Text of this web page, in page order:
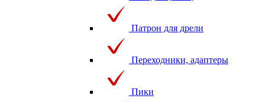
Патрон для дрели
Переходники, адаптеры
Пики